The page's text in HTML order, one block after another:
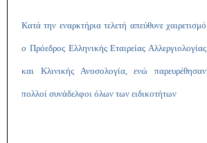
Κατά την εναρκτήρια τελετή απεύθυνε χαιρετισμό
ο Πρόεδρος Ελληνικής Εταιρείας Αλλεργιολογίας
και Κλινικής Ανοσολογία, ενώ παρευρέθησαν
πολλοί συνάδελφοι όλων των ειδικοτήτων